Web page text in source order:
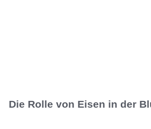
Die Rolle von Eisen in der